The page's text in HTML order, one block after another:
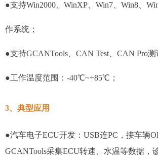
●支持Win2000、WinXP、Win7、Win8、
作系统；
●支持GCANTools、CAN Test、CAN Pro测
●工作温度范围：-40℃~+85℃；
3、典型应用
●汽车电子ECU开发：USB连PC，接车辆
GCANTools采集ECU转速、水温等数据，